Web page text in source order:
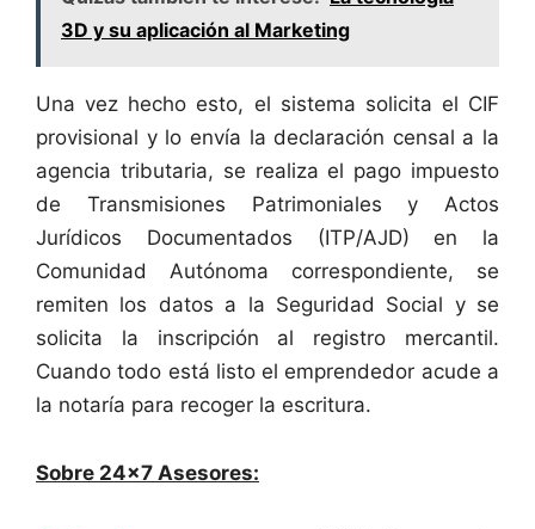
3D y su aplicación al Marketing
Una vez hecho esto, el sistema solicita el CIF
provisional y lo envía la declaración censal a la
agencia tributaria, se realiza el pago impuesto
de Transmisiones Patrimoniales y Actos
Jurídicos Documentados (ITP/AJD) en la
Comunidad Autónoma correspondiente, se
remiten los datos a la Seguridad Social y se
solicita la inscripción al registro mercantil.
Cuando todo está listo el emprendedor acude a
la notaría para recoger la escritura.
Sobre 24×7 Asesores: